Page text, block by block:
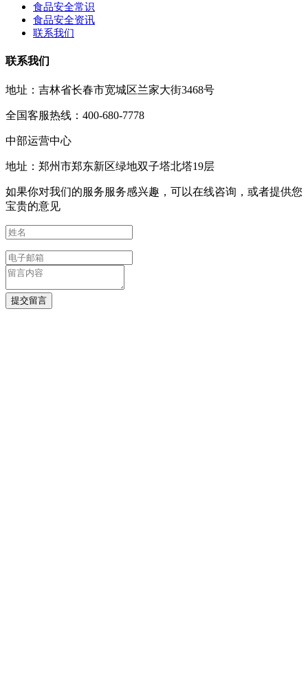
食品安全常识
食品安全资讯
联系我们
联系我们
地址：吉林省长春市宽城区兰家大街3468号
全国客服热线：400-680-7778
中部运营中心
地址：郑州市郑东新区绿地双子塔北塔19层
如果你对我们的服务服务感兴趣，可以在线咨询，或者提供您
宝贵的意见
提交留言